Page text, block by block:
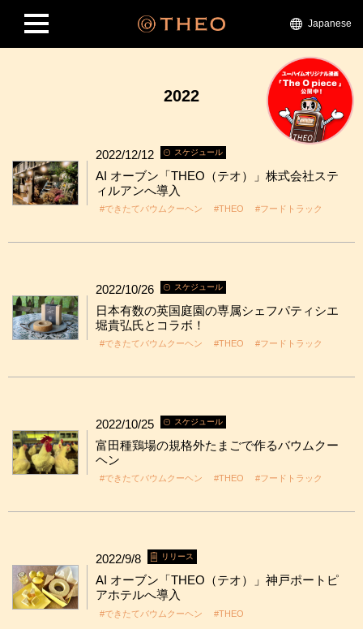
Japanese
2022
2022/12/12 スケジュール
AI オーブン「THEO（テオ）」株式会社ステ
ィルアンへ導入
#できたてバウムクーヘン #THEO #フードトラック
2022/10/26 スケジュール
日本有数の英国庭園の専属シェフパティシエ
堀貴弘氏とコラボ！
#できたてバウムクーヘン #THEO #フードトラック
2022/10/25 スケジュール
富田種鶏場の規格外たまごで作るバウムクー
ヘン
#できたてバウムクーヘン #THEO #フードトラック
2022/9/8 リリース
AI オーブン「THEO（テオ）」神戸ポートピ
アホテルへ導入
#できたてバウムクーヘン #THEO